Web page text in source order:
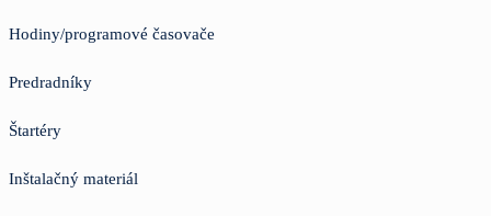
Hodiny/programové časovače
Predradníky
Štartéry
Inštalačný materiál